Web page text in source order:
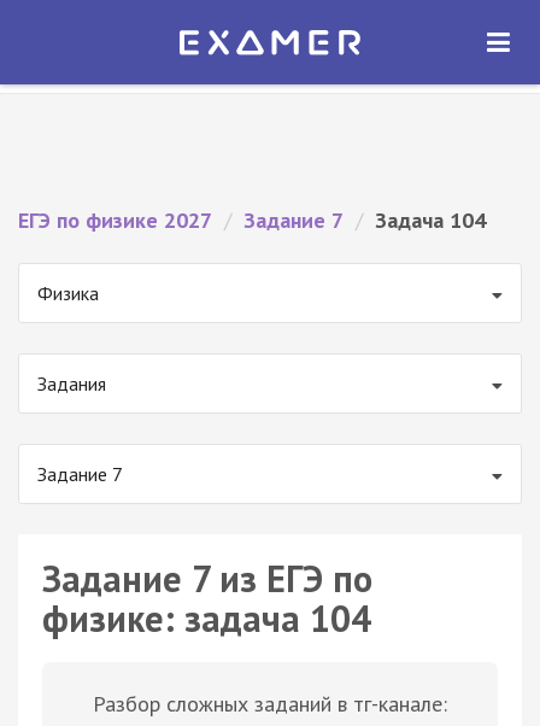
Экзамер — ЕГЭ 2027
ОТКРЫТЬ
ЕГЭ по физике 2027 / Задание 7 / Задача 104
Физика
Задания
Задание 7
Задание 7 из ЕГЭ по
физике: задача 104
Разбор сложных заданий в тг-канале: